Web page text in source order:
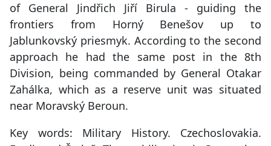
of General Jindřich Jiří Birula - guiding the
frontiers from Horný Benešov up to
Jablunkovský priesmyk. According to the second
approach he had the same post in the 8th
Division, being commanded by General Otakar
Zahálka, which as a reserve unit was situated
near Moravský Beroun.
Key words: Military History. Czechoslovakia.